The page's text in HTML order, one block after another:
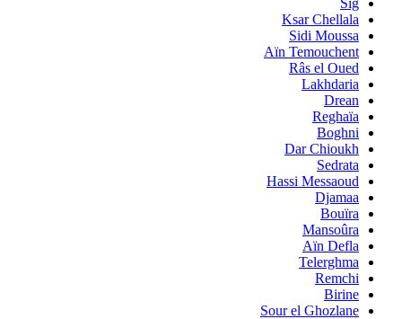
Ksar Chellala
Sidi Moussa
Aïn Temouchent
Râs el Oued
Lakhdaria
Drean
Reghaïa
Boghni
Dar Chioukh
Sedrata
Hassi Messaoud
Djamaa
Bouïra
Mansoûra
Aïn Defla
Telerghma
Remchi
Birine
Sour el Ghozlane